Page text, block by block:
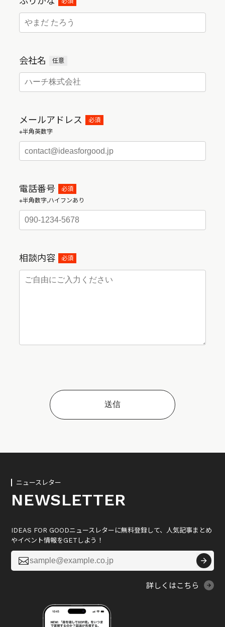
会社名 任意
メールアドレス
必須
※半角英数字
電話番号
必須
※半角数字,ハイフンあり
相談内容 必須
ニュースレター
NEWSLETTER
IDEAS FOR GOODニュースレターに無料登録して、人気記事まとめ
やイベント情報をGETしよう！

詳しくはこちら